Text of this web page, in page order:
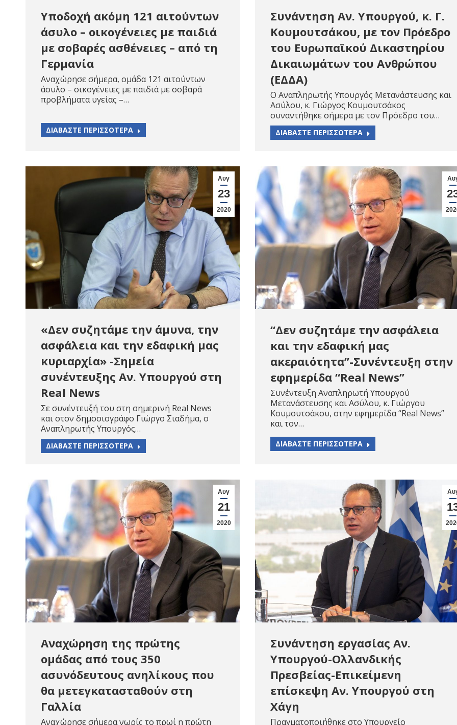
Υποδοχή ακόμη 121 αιτούντων
άσυλο – οικογένειες με παιδιά
με σοβαρές ασθένειες – από τη
Γερμανία
Αναχώρησε σήμερα, ομάδα 121 αιτούντων
άσυλο – οικογένειες με παιδιά με σοβαρά
προβλήματα υγείας –…
ΔΙΑΒΑΣΤΕ ΠΕΡΙΣΣΟΤΕΡΑ
Συνάντηση Αν. Υπουργού, κ. Γ.
Κουμουτσάκου, με τον Πρόεδρο
του Ευρωπαϊκού Δικαστηρίου
Δικαιωμάτων του Ανθρώπου
(ΕΔΔΑ)
Ο Αναπληρωτής Υπουργός Μετανάστευσης και
Ασύλου, κ. Γιώργος Κουμουτσάκος
συναντήθηκε σήμερα με τον Πρόεδρο του…
ΔΙΑΒΑΣΤΕ ΠΕΡΙΣΣΟΤΕΡΑ
Αυγ
23
2020
«Δεν συζητάμε την άμυνα, την
ασφάλεια και την εδαφική μας
κυριαρχία» -Σημεία
συνέντευξης Αν. Υπουργού στη
Real News
Σε συνέντευξή του στη σημερινή Real News
και στον δημοσιογράφο Γιώργο Σιαδήμα, ο
Αναπληρωτής Υπουργός…
ΔΙΑΒΑΣΤΕ ΠΕΡΙΣΣΟΤΕΡΑ
“Δεν συζητάμε την ασφάλεια
και την εδαφική μας
ακεραιότητα”-Συνέντευξη στην
εφημερίδα “Real News”
Συνέντευξη Αναπληρωτή Υπουργού
Μετανάστευσης και Ασύλου, κ. Γιώργου
Κουμουτσάκου, στην εφημερίδα “Real News”
και τον…
ΔΙΑΒΑΣΤΕ ΠΕΡΙΣΣΟΤΕΡΑ
Αυγ
21
2020
Αναχώρηση της πρώτης
ομάδας από τους 350
ασυνόδευτους ανηλίκους που
θα μετεγκατασταθούν στη
Γαλλία
Αναχώρησε σήμερα νωρίς το πρωί η πρώτη
Συνάντηση εργασίας Αν.
Υπουργού-Ολλανδικής
Πρεσβείας-Επικείμενη
επίσκεψη Αν. Υπουργού στη
Χάγη
Πραγματοποιήθηκε στο Υπουργείο